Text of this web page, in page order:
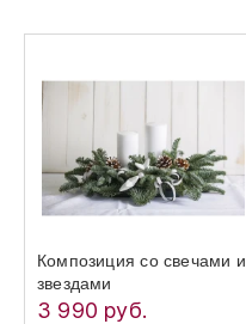
Композиция со свечами и
звездами
3 990 руб.